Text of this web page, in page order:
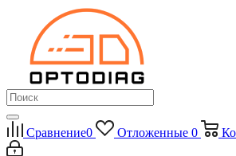
Сравнение0 Отложенные 0